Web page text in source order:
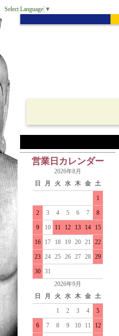
Select Language ▼
営業日カレンダー
2026年8月
日
月 火 水 木 金 土
1
2 3 4 5 6 7 8
9 10 11 12 13 14 15
16 17 18 19 20 21 22
23 24 25 26 27 28 29
30 31
2026年9月
日
月 火 水 木 金 土
1 2 3 4 5
6 7 8 9 10 11 12